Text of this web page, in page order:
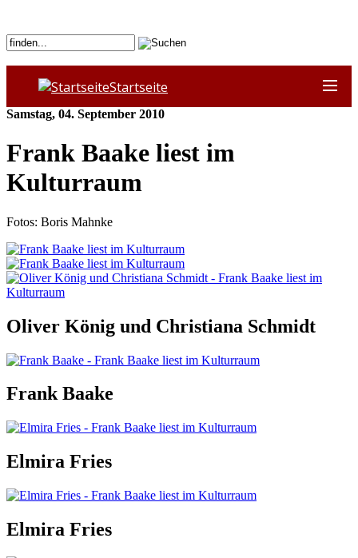
Startseite
Samstag, 04. September 2010
Frank Baake liest im
Kulturraum
Fotos: Boris Mahnke
Oliver König und Christiana Schmidt
Frank Baake
Elmira Fries
Elmira Fries